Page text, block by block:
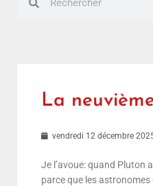
La
vendredi 12 décembre
Je l’avoue: quand Pluton
parce que les astronomes